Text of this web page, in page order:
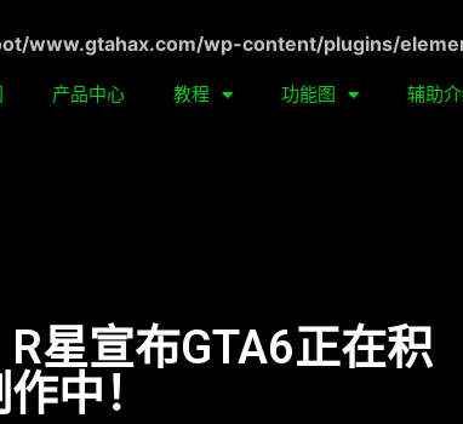
www.gtahax.com/wp-content/plugins/
产品中心 教程 功能图 辅助
星宣布GTA6正在积
中！